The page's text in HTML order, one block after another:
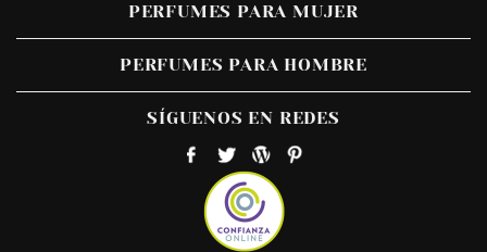
PERFUMES PARA MUJER
PERFUMES PARA HOMBRE
SÍGUENOS EN REDES